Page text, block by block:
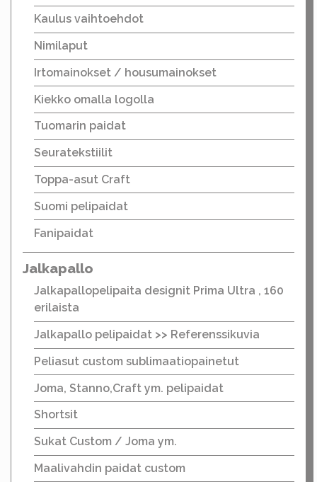
Kaulus vaihtoehdot
Nimilaput
Irtomainokset / housumainokset
Kiekko omalla logolla
Tuomarin paidat
Seuratekstiilit
Toppa-asut Craft
Suomi pelipaidat
Fanipaidat
Jalkapallo
Jalkapallopelipaita designit Prima Ultra , 160
erilaista
Jalkapallo pelipaidat >> Referenssikuvia
Peliasut custom sublimaatiopainetut
Joma, Stanno,Craft ym. pelipaidat
Shortsit
Sukat Custom / Joma ym.
Maalivahdin paidat custom